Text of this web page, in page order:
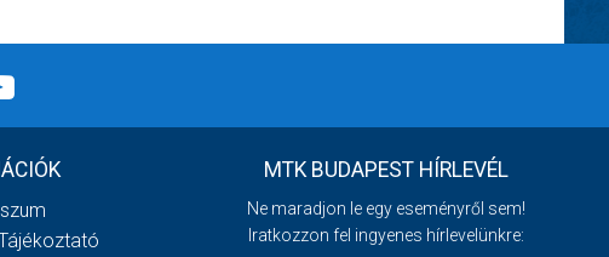
MTK BUDAPEST HÍRLEVÉL
Ne maradjon le egy eseményről sem!
Iratkozzon fel ingyenes hírlevelünkre: